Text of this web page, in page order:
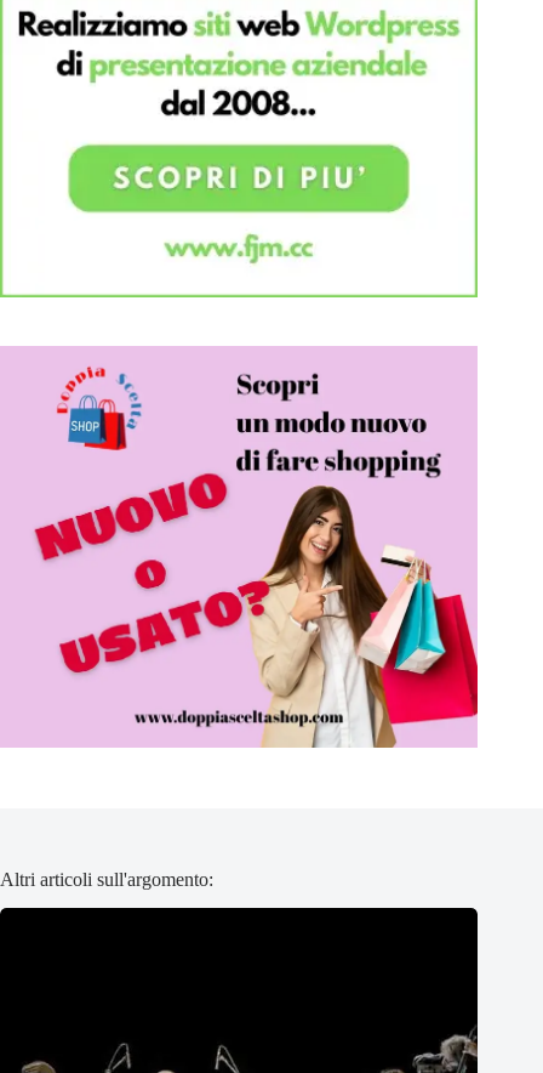
Altri articoli sull'argomento: